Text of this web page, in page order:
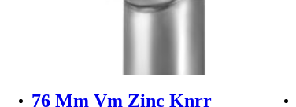
76 Mm Vm Zinc Knrr